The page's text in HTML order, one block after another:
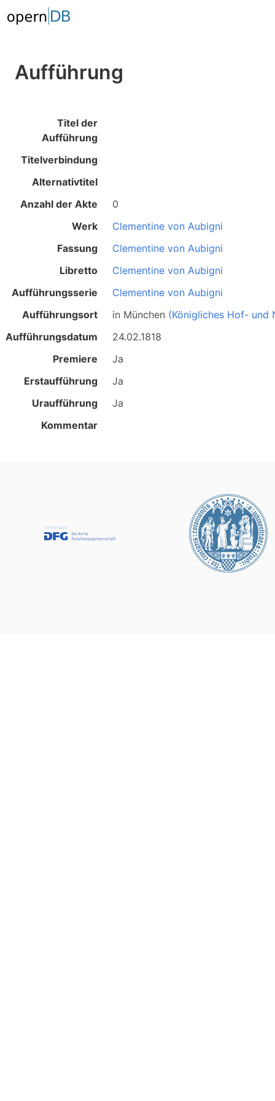
Aufführung
Titel der
Aufführung
Titelverbindung
Alternativtitel
Anzahl der Akte
0
Werk
Clementine von Aubigni
Fassung
Clementine von Aubigni
Libretto
Clementine von Aubigni
Aufführungsserie
Clementine von Aubigni
Aufführungsort
in München (Königliches Hof- und
Aufführungsdatum
24.02.1818
Premiere
Ja
Erstaufführung
Ja
Uraufführung
Ja
Kommentar